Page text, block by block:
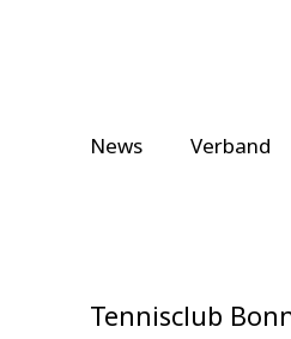
News Verband
Tennisclub